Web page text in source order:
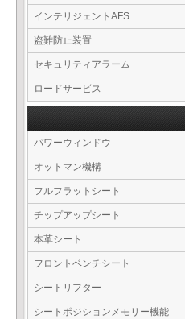
インテリジェントAFS
盗難防止装置
セキュリティアラーム
ロードサービス
パワーウィンドウ
オットマン機構
フルフラットシート
チップアップシート
本革シート
フロントベンチシート
シートリフター
シートポジションメモリー機能